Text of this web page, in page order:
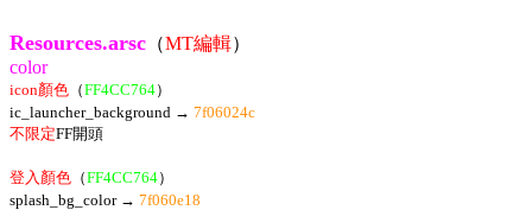
Resources.arsc （MT編輯）
color
icon顏色 （FF4CC764）
ic_launcher_background → 7f06024c
不限定FF開頭
登入顏色 （FF4CC764）
splash_bg_color → 7f060e18